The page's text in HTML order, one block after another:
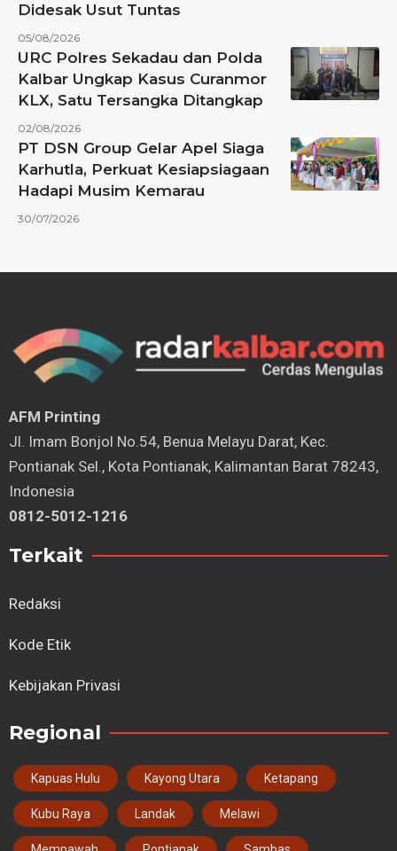
Didesak Usut Tuntas
05/08/2026
URC Polres Sekadau dan Polda
Kalbar Ungkap Kasus Curanmor
KLX, Satu Tersangka Ditangkap
02/08/2026
PT DSN Group Gelar Apel Siaga
Karhutla, Perkuat Kesiapsiagaan
Hadapi Musim Kemarau
30/07/2026
AFM Printing
⁠Jl. Imam Bonjol No.54, Benua Melayu Darat, Kec.
Pontianak Sel., Kota Pontianak, Kalimantan Barat 78243,
Indonesia
0812-5012-1216
Terkait
Redaksi
Kode Etik
Kebijakan Privasi
Regional
Kapuas Hulu Kayong Utara Ketapang
Kubu Raya Landak Melawi